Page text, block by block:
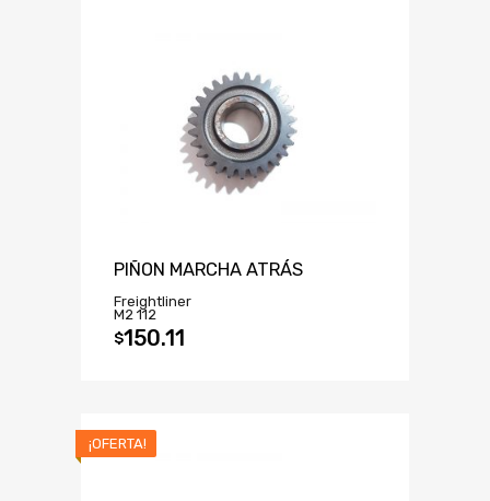
PIÑON MARCHA ATRÁS
Freightliner
M2 112
$150.11
¡OFERTA!